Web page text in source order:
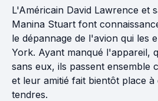
L'Américain David Lawrence et
Manina Stuart font
le dépannage de l'avion qui les
York. Ayant manqué l'appareil,
sans eux, ils passent ensemble
et leur amitié fait bientôt place à
tendres.